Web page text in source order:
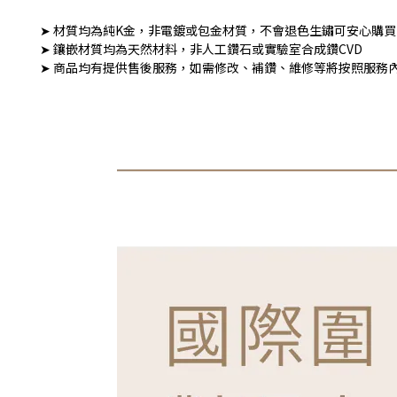
➤ 材質均為純K金，非電鍍或包金材質，不會退色生鏽可安心購買
➤ 鑲嵌材質均為天然材料，非人工鑽石或實驗室合成鑽CVD
➤ 商品均有提供售後服務，如需修改、補鑽、維修等將按照服務